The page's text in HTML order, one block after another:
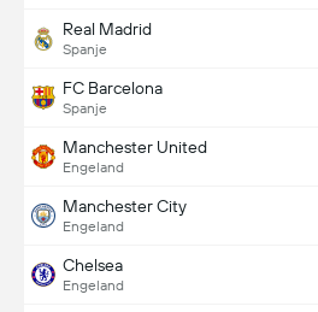
Real Madrid
Spanje
FC Barcelona
Spanje
Manchester United
Engeland
Manchester City
Engeland
Chelsea
Engeland